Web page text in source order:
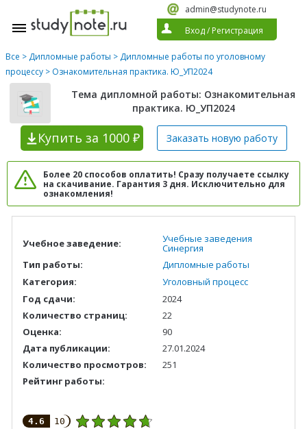
admin@studynote.ru
Вход/ Регистрация
Все > Дипломные работы > Дипломные работы по уголовному
процессу > Ознакомительная практика. Ю_УП2024
Тема дипломной работы: Ознакомительная
практика. Ю_УП2024
Купить за 1000 ₽ Заказать новую работу
Более 20 способов оплатить! Сразу получаете ссылку
на скачивание. Гарантия 3 дня. Исключительно для
ознакомления!
Учебное заведение: Учебные заведения
Синергия
Тип работы:
Дипломные работы
Категория:
Уголовный процесс
Год сдачи:
2024
Количество страниц:
22
Оценка:
90
Дата публикации:
27.01.2024
Количество просмотров:
251
Рейтинг работы:
4.6 10